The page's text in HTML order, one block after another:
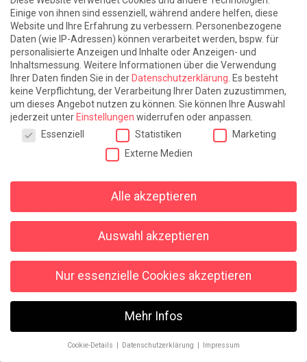
Name*
Website
E-Mail-Adresse*
DieDatenschutzerklärunghabe ich gelesen und akzeptiere
sie. Um meinen Namen, E-Mail-Adresse und Website in
akzeptiere ich, dass ein Cookie auf meinem Gerät
installiert wird, der diese Daten speichert und 1 Jahr aktiv
bleibt.*
Bitte gib eine Antwort in Ziffern ein:
zwei × drei =
Einige von ihnen sind essenziell, während andere helfen, diese
Website und Ihre Erfahrung zu verbessern. Personenbezogene
Daten (wie IP-Adressen) können verarbeitet werden, bspw. für
personalisierte Anzeigen und Inhalte oder Anzeigen- und
Inhaltsmessung. Weitere Informationen über die Verwendung
Ihrer Daten finden Sie in der Datenschutzerklärung Es besteht
keine Verpflichtung, der Verarbeitung Ihrer Daten zuzustimmen,
um dieses Angebot nutzen zu können. Sie können Ihre Auswahl
jederzeit unter Einstellungen widerrufen oder anpassen.
Datenschutzeinstellungen
Essenziell Statistiken
Marketing
Externe Medien
Alle akzeptieren
Auswahl akzeptieren
Nur essenzielle Cookies akzeptieren
Mehr Infos
Cookie-Details Datenschutzerklärung Impressum